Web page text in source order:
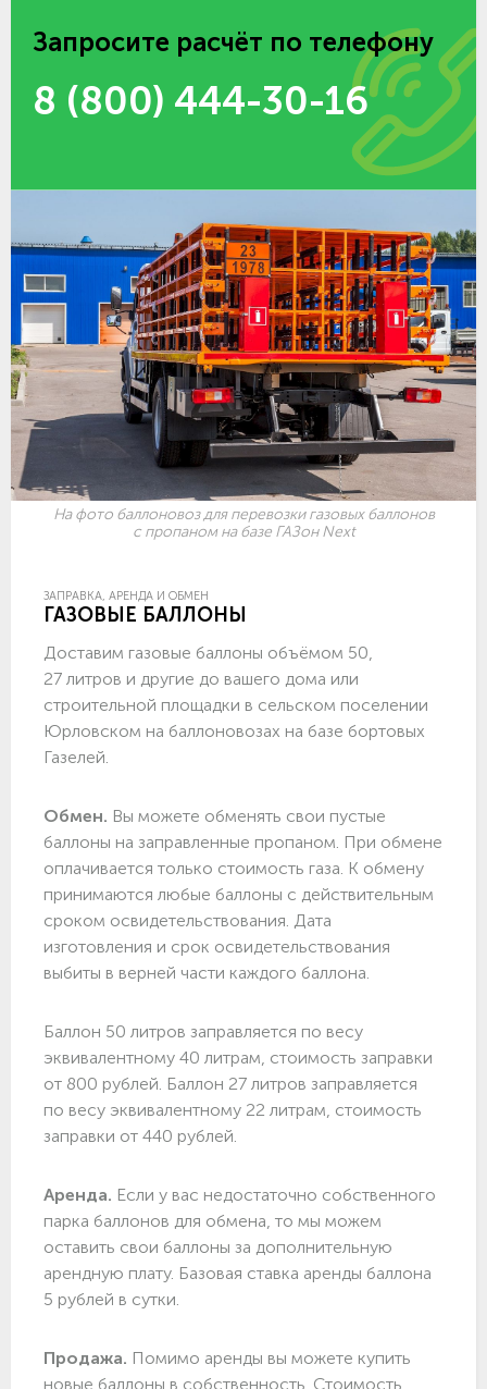
Запросите расчёт по телефону
8 (800) 444-30-16
На фото баллоновоз для перевозки газовых баллонов
с пропаном на базе ГАЗон Next
ЗАПРАВКА, АРЕНДА И ОБМЕН
ГАЗОВЫЕ БАЛЛОНЫ
Доставим газовые баллоны объёмом 50,
27 литров и другие до вашего дома или
строительной площадки в сельском поселении
Юрловском на баллоновозах на базе бортовых
Газелей.
Обмен. Вы можете обменять свои пустые
баллоны на заправленные пропаном. При обмене
оплачивается только стоимость газа. К обмену
принимаются любые баллоны с действительным
сроком освидетельствования. Дата
изготовления и срок освидетельствования
выбиты в верней части каждого баллона.
Баллон 50 литров заправляется по весу
эквивалентному 40 литрам, стоимость заправки
от 800 рублей. Баллон 27 литров заправляется
по весу эквивалентному 22 литрам, стоимость
заправки от 440 рублей.
Аренда. Если у вас недостаточно собственного
парка баллонов для обмена, то мы можем
оставить свои баллоны за дополнительную
арендную плату. Базовая ставка аренды баллона
5 рублей в сутки.
Продажа. Помимо аренды вы можете купить
новые баллоны в собственность. Стоимость